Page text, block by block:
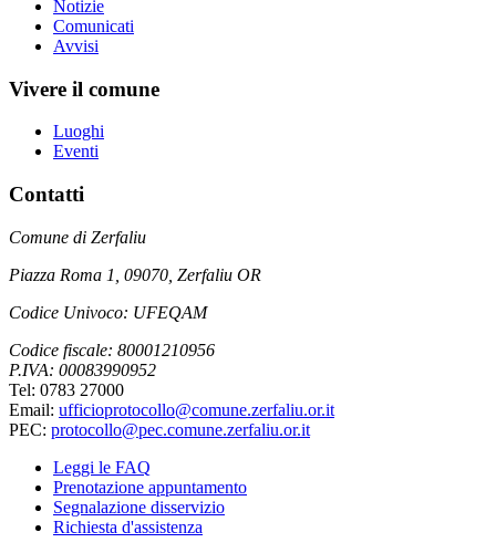
Notizie
Comunicati
Avvisi
Vivere il comune
Luoghi
Eventi
Contatti
Comune di Zerfaliu
Piazza Roma 1, 09070, Zerfaliu OR
Codice Univoco: UFEQAM
Codice fiscale: 80001210956
P.IVA: 00083990952
Tel: 0783 27000
Email: ufficioprotocollo@comune.zerfaliu.or.it
PEC: protocollo@pec.comune.zerfaliu.or.it
Leggi le FAQ
Prenotazione appuntamento
Segnalazione disservizio
Richiesta d'assistenza